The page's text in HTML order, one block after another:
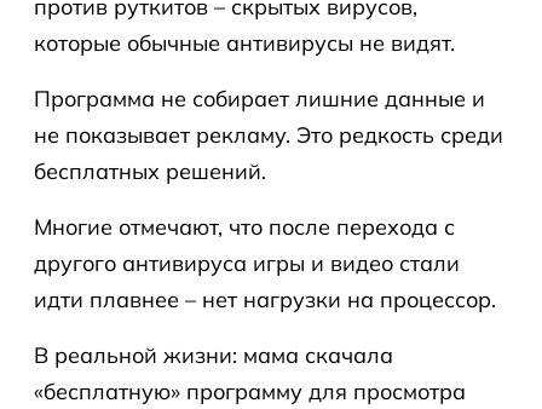
против руткитов – скрытых вирусов,
которые обычные антивирусы не видят.
Программа не собирает лишние данные и
не показывает рекламу. Это редкость среди
бесплатных решений.
Многие отмечают, что после перехода с
другого антивируса игры и видео стали
идти плавнее – нет нагрузки на процессор.
В реальной жизни: мама скачала
«бесплатную» программу для просмотра